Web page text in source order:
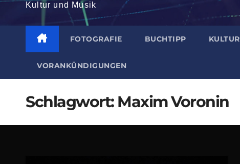
Kultur und Musik
FOTOGRAFIE BUCHTIPP KULTUR
VORANKÜNDIGUNGEN
Schlagwort: Maxim Voronin